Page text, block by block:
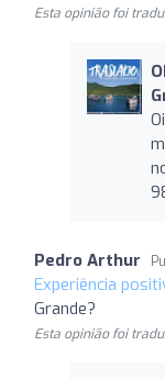
Esta opinião foi
Pedro Arthur
Experiência
Grande?
Esta opinião foi